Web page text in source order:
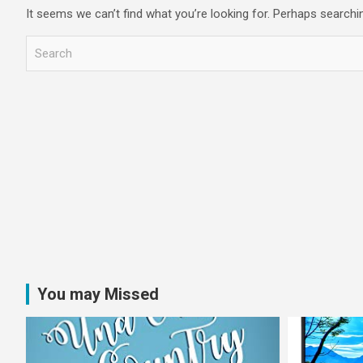
It seems we can’t find what you’re looking for. Perhaps
You may Missed